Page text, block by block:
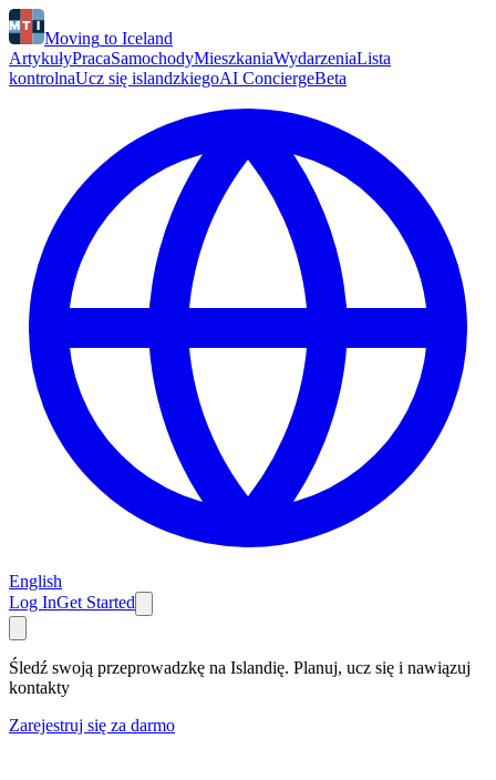
Moving to Iceland
ArtykułyPracaSamochodyMieszkaniaWydarzeniaLista
kontrolnaUcz się islandzkiegoAI ConciergeBeta
English
Log InGet Started
Śledź swoją przeprowadzkę na Islandię. Planuj, ucz się i nawiązuj
kontakty
Zarejestruj się za darmo